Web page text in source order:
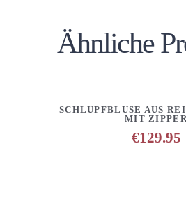
Ähnliche
SCHLUPFBLUSE AUS
MIT
€129.95